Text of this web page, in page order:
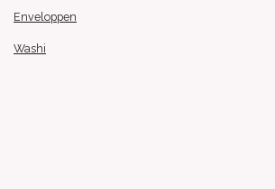
Enveloppen
Washi